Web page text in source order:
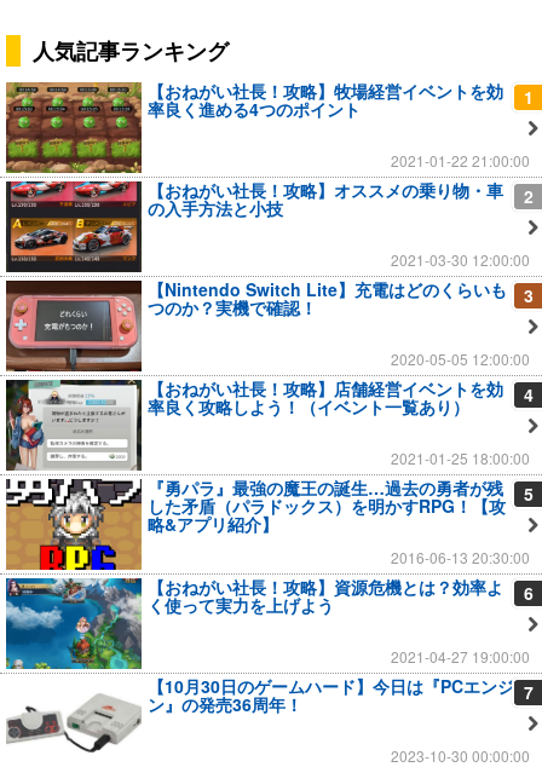
人気記事ランキング
1
【おねがい社長！攻略】牧場経営イベントを効
率良く進める4つのポイント
2021-01-22 21:00:00
2
【おねがい社長！攻略】オススメの乗り物・車
の入手方法と小技
2021-03-30 12:00:00
3
【Nintendo Switch Lite】充電はどのくらいも
つのか？実機で確認！
2020-05-05 12:00:00
4
【おねがい社長！攻略】店舗経営イベントを効
率良く攻略しよう！（イベント一覧あり）
2021-01-25 18:00:00
5
『勇パラ』最強の魔王の誕生…過去の勇者が残
した矛盾（パラドックス）を明かすRPG！【攻
略&アプリ紹介】
2016-06-13 20:30:00
6
【おねがい社長！攻略】資源危機とは？効率よ
く使って実力を上げよう
2021-04-27 19:00:00
7
【10月30日のゲームハード】今日は『PCエンジ
ン』の発売36周年！
2023-10-30 00:00:00